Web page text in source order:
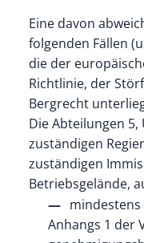
Eine davon
folgenden Fällen
die der
Richtlinie, der
Bergrecht
Die Abteilungen
zuständigen
zuständigen
Betriebsgelände,
mindestens
Anhangs 1 der